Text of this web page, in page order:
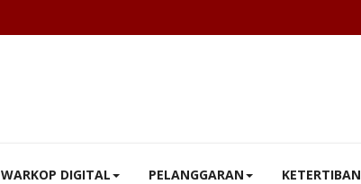
WARKOP DIGITAL PELANGGARAN KETERTIBAN